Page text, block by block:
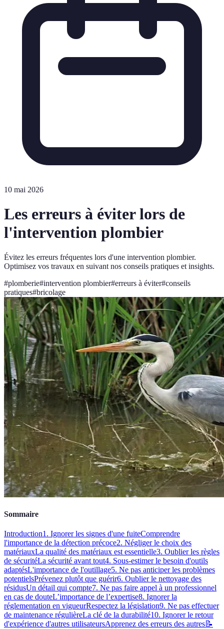
10 mai 2026
Les erreurs à éviter lors de
l'intervention plombier
Évitez les erreurs fréquentes lors d'une intervention plombier.
Optimisez vos travaux en suivant nos conseils pratiques et insights.
#plomberie#intervention plombier#erreurs à éviter#conseils
pratiques#bricolage
Sommaire
Introduction1. Ignorer les signes d'une fuiteComprendre
l'importance de la détection précoce2. Négliger le choix des
matériauxLa qualité des matériaux est essentielle3. Oublier les règles
de sécuritéLa sécurité avant tout4. Sous-estimer le besoin d'outils
adaptésL'importance de l'outillage5. Ne pas anticiper les problèmes
potentielsPrévenez plutôt que guérir6. Oublier le nettoyage des
résidusUn détail qui compte7. Ne pas faire appel à un professionnel
en cas de douteL’importance de l’expertise8. Ignorer la
réglementation en vigueurRespectez la législation9. Ne pas effectuer
de maintenance régulièreLa clé de la durabilité10. Ignorer le retour
d'expérience d'autres utilisateursApprenez des erreurs des autres📝